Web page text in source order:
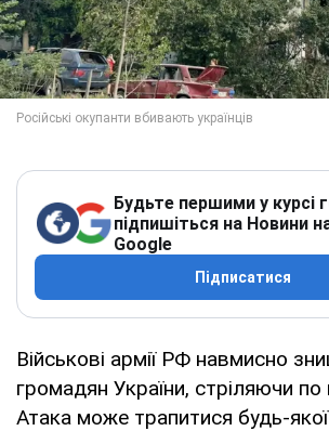
Будьте першими у курсі
підпишіться на Новини
Google
Підписатися
Військові армії РФ навмисно
громадян України, стріляючи по
Атака може трапитися будь-